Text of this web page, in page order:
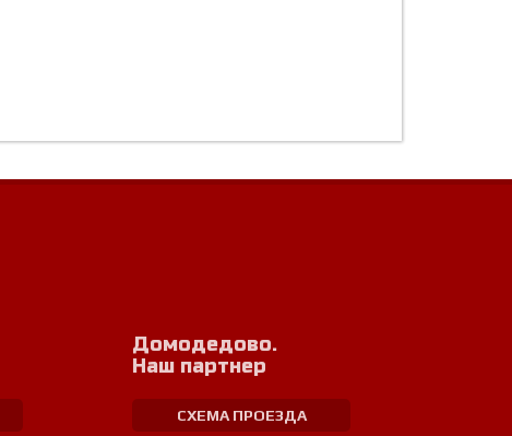
Домодедово.
Наш партнер
СХЕМА ПРОЕЗДА